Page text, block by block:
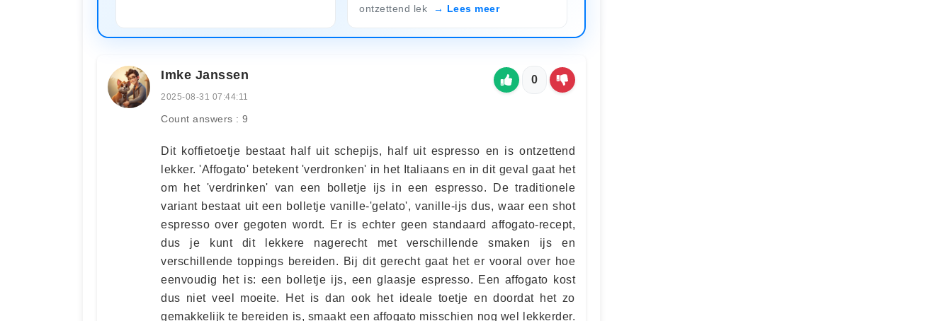
ontzettend lek
Lees meer
Imke Janssen
2025-08-31 07:44:11
Count answers : 9
0
Dit koffietoetje bestaat half uit schepijs, half uit espresso en is ontzettend
lekker. 'Affogato' betekent 'verdronken' in het Italiaans en in dit geval gaat het
om het 'verdrinken' van een bolletje ijs in een espresso. De traditionele
variant bestaat uit een bolletje vanille-'gelato', vanille-ijs dus, waar een shot
espresso over gegoten wordt. Er is echter geen standaard affogato-recept,
dus je kunt dit lekkere nagerecht met verschillende smaken ijs en
verschillende toppings bereiden. Bij dit gerecht gaat het er vooral over hoe
eenvoudig het is: een bolletje ijs, een glaasje espresso. Een affogato kost
dus niet veel moeite. Het is dan ook het ideale toetje en doordat het zo
gemakkelijk te bereiden is, smaakt een affogato misschien nog wel lekkerder.